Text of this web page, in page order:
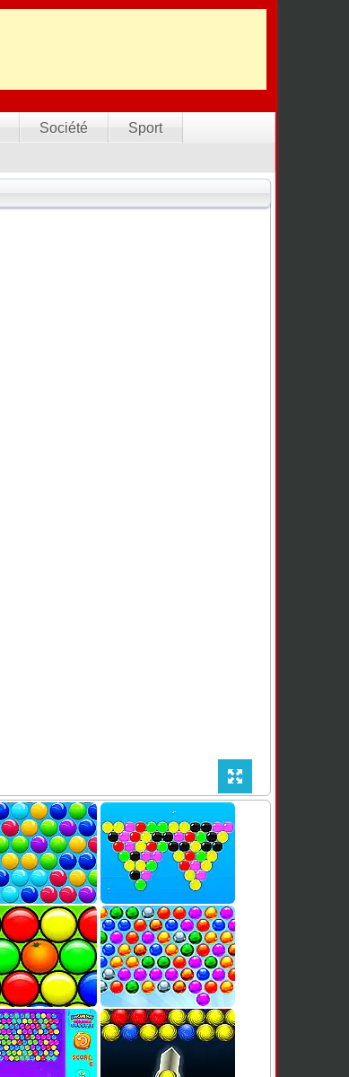
Société
Sport